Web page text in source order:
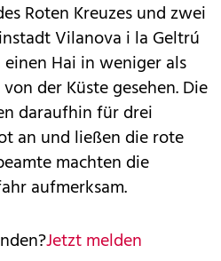
Roten Kreuzes und zwei
Vilanova i la Geltrú
Hai in weniger als
der Küste gesehen. Die
daraufhin für drei
an und ließen die rote
machten die
aufmerksam.
Jetzt melden